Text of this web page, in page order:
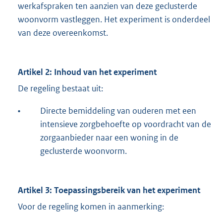
werkafspraken ten aanzien van deze geclusterde
woonvorm vastleggen. Het experiment is onderdeel
van deze overeenkomst.
Artikel 2: Inhoud van het experiment
De regeling bestaat uit:
•
Directe bemiddeling van ouderen met een
intensieve zorgbehoefte op voordracht van de
zorgaanbieder naar een woning in de
geclusterde woonvorm.
Artikel 3: Toepassingsbereik van het experiment
Voor de regeling komen in aanmerking: